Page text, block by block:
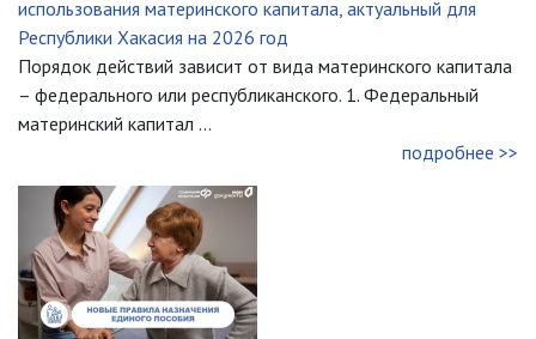
использования материнского капитала, актуальный для
Республики Хакасия на 2026 год
Порядок действий зависит от вида материнского капитала
– федерального или республиканского. 1. Федеральный
материнский капитал ...
подробнее >>